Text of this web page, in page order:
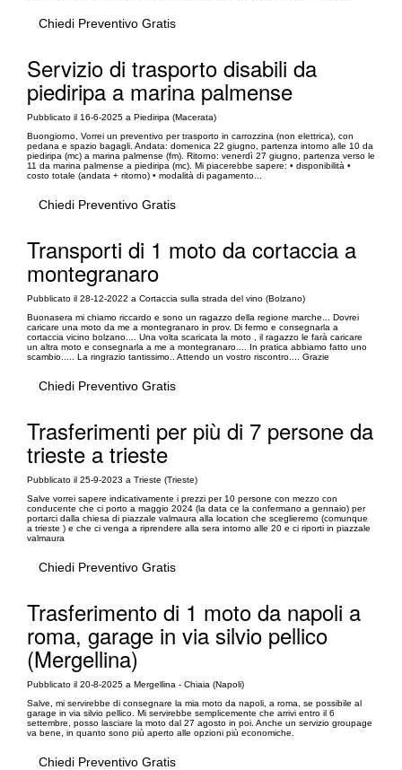
Chiedi Preventivo Gratis
Servizio di trasporto disabili da
piediripa a marina palmense
Pubblicato il 16-6-2025 a Piediripa (Macerata)
Buongiorno, Vorrei un preventivo per trasporto in carrozzina (non elettrica), con
pedana e spazio bagagli. Andata: domenica 22 giugno, partenza intorno alle 10 da
piediripa (mc) a marina palmense (fm). Ritorno: venerdì 27 giugno, partenza verso le
11 da marina palmense a piediripa (mc). Mi piacerebbe sapere: • disponibilità •
costo totale (andata + ritorno) • modalità di pagamento...
Chiedi Preventivo Gratis
Transporti di 1 moto da cortaccia a
montegranaro
Pubblicato il 28-12-2022 a Cortaccia sulla strada del vino (Bolzano)
Buonasera mi chiamo riccardo e sono un ragazzo della regione marche... Dovrei
caricare una moto da me a montegranaro in prov. Di fermo e consegnarla a
cortaccia vicino bolzano.... Una volta scaricata la moto , il ragazzo le farà caricare
un altra moto e consegnarla a me a montegranaro.... In pratica abbiamo fatto uno
scambio..... La ringrazio tantissimo.. Attendo un vostro riscontro.... Grazie
Chiedi Preventivo Gratis
Trasferimenti per più di 7 persone da
trieste a trieste
Pubblicato il 25-9-2023 a Trieste (Trieste)
Salve vorrei sapere indicativamente i prezzi per 10 persone con mezzo con
conducente che ci porto a maggio 2024 (la data ce la confermano a gennaio) per
portarci dalla chiesa di piazzale valmaura alla location che sceglieremo (comunque
a trieste ) e che ci venga a riprendere alla sera intorno alle 20 e ci riporti in piazzale
valmaura
Chiedi Preventivo Gratis
Trasferimento di 1 moto da napoli a
roma, garage in via silvio pellico
(Mergellina)
Pubblicato il 20-8-2025 a Mergellina - Chiaia (Napoli)
Salve, mi servirebbe di consegnare la mia moto da napoli, a roma, se possibile al
garage in via silvio pellico. Mi servirebbe semplicemente che arrivi entro il 6
settembre, posso lasciare la moto dal 27 agosto in poi. Anche un servizio groupage
va bene, in quanto sono più aperto alle opzioni più economiche.
Chiedi Preventivo Gratis